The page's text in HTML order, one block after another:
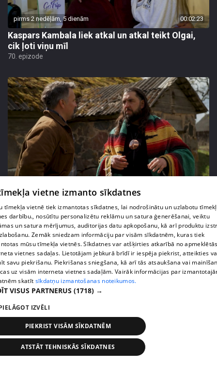
pirms 2 nedēļām, 5 dienām 00:02:23
Kaspars Kambala liek atkal un atkal teikt Olgai,
cik ļoti viņu mīl
70. epizode
Raivis Vidzis atklāj attiecību aizkulises
71. epizode
Magone sarūpē īpašu dāvanu savai draudzenei
vietne izmanto sīkdatnes
tīmekļa vietnē tiek izmantotas sīkdatnes, lai nodrošinātu un uzlabotu
darbību., nosūtītu personalizētu reklāmu un satura ģenerēšanai, veiktu
un satura mērījumus, auditorijas datu apkopošanu, kā arī produktu
Zemāk sniedzam informāciju par visām sīkdatnēm, kuras tiek
mūsu tīmekļa vietnēs. Sīkdatnes var atšķirties atkarībā no
vietnes sadaļas. Lietotājam jebkurā brīdī ir iespēja piekrist, atteikties
savu piekrišanu. Piekrišanas sniegšana, kā arī tās atsaukšana vai
uz visām interneta vietnes sadaļām. Vairāk informācijas par
skatīt sīkdatņu izmantošanas noteikumos.
VISUS PARTNERUS (1718) →
IZVĒLI
PIEKRIST VISĀM SĪKDATNĒM
ATSTĀT TEHNISKĀS SĪKDATNES